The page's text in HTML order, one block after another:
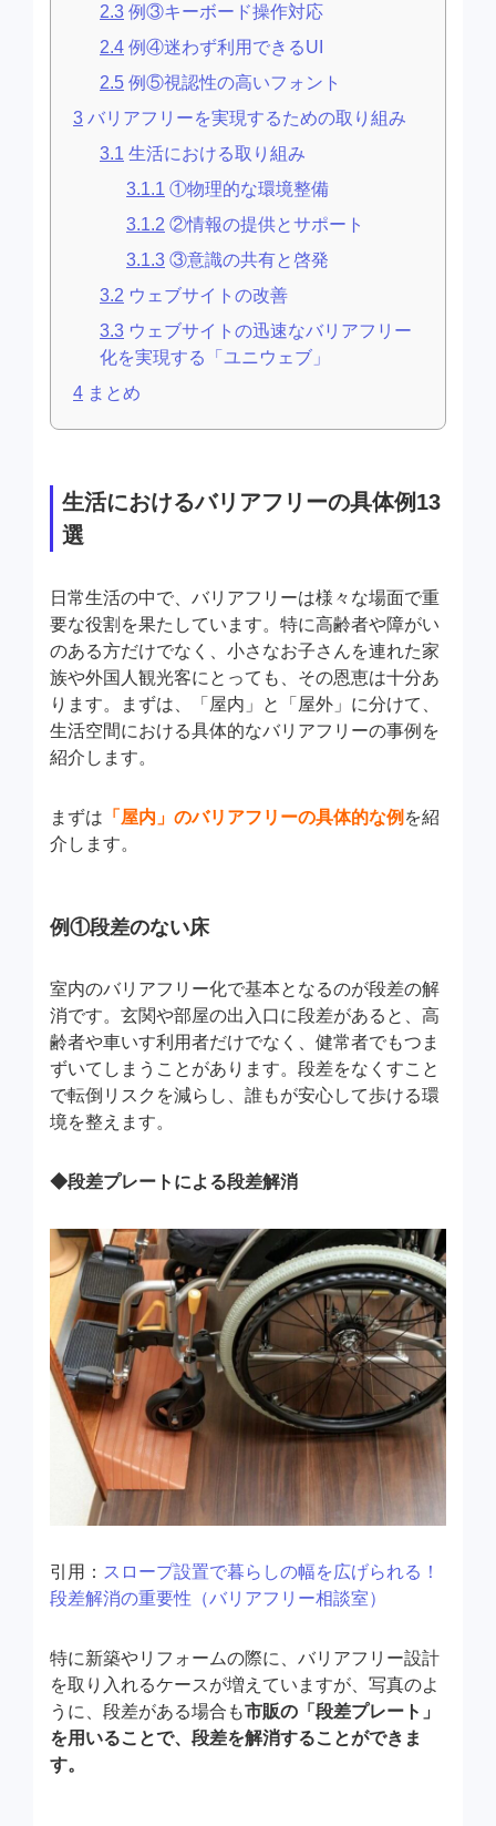
2.3 例③キーボード操作対応
2.4 例④迷わず利用できるUI
2.5 例⑤視認性の高いフォント
3 バリアフリーを実現するための取り組み
3.1 生活における取り組み
3.1.1 ①物理的な環境整備
3.1.2 ②情報の提供とサポート
3.1.3 ③意識の共有と啓発
3.2 ウェブサイトの改善
3.3 ウェブサイトの迅速なバリアフリー
化を実現する「ユニウェブ」
4 まとめ
生活におけるバリアフリーの具体例13
選
日常生活の中で、バリアフリーは様々な場面で重
要な役割を果たしています。特に高齢者や障がい
のある方だけでなく、小さなお子さんを連れた家
族や外国人観光客にとっても、その恩恵は十分あ
ります。まずは、「屋内」と「屋外」に分けて、
生活空間における具体的なバリアフリーの事例を
紹介します。
まずは 「屋内」のバリアフリーの具体的な例 を紹
介します。
例①段差のない床
室内のバリアフリー化で基本となるのが段差の解
消です。玄関や部屋の出入口に段差があると、高
齢者や車いす利用者だけでなく、健常者でもつま
ずいてしまうことがあります。段差をなくすこと
で転倒リスクを減らし、誰もが安心して歩ける環
境を整えます。
◆段差プレートによる段差解消
引用： スロープ設置で暮らしの幅を広げられる！
段差解消の重要性（バリアフリー相談室）
特に新築やリフォームの際に、バリアフリー設計
を取り入れるケースが増えていますが、写真のよ
うに、段差がある場合も市販の「段差プレート」
を用いることで、段差を解消することができま
す。